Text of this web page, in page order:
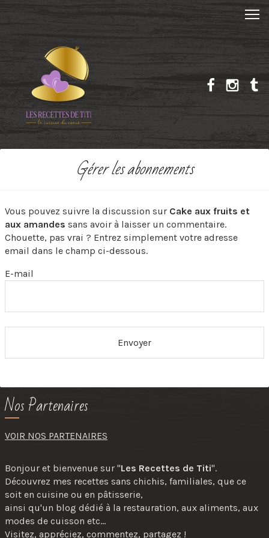
Gérer les abonnements
Vous pouvez suivre la discussion sur Cake aux fruits et
aux amandes sans avoir à laisser un commentaire.
Chouette, pas vrai ? Entrez simplement votre adresse
email dans le champ ci-dessous.
E-mail
Nos Partenaires
VOIR NOS PARTENAIRES
Bonjour et bienvenue sur "Les Recettes de Titi".
Découvrez mes recettes sans chichis, familiales, que ce
soit en cuisine ou en pâtisserie,
ainsi qu'un blog dédié à la restauration, aux aliments, aux
modes de cuisson etc...
Visitez, appréciez, commentez, partagez !